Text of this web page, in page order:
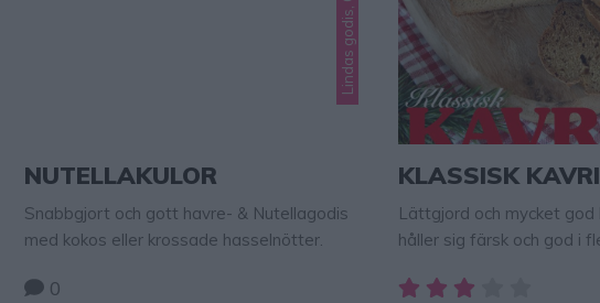
NUTELLAKULOR
Snabbgjort och gott havre- & Nutellagodis
med kokos eller krossade hasselnötter.
0
KLASSISK
Lättgjord och mycket god
håller sig färsk och god i